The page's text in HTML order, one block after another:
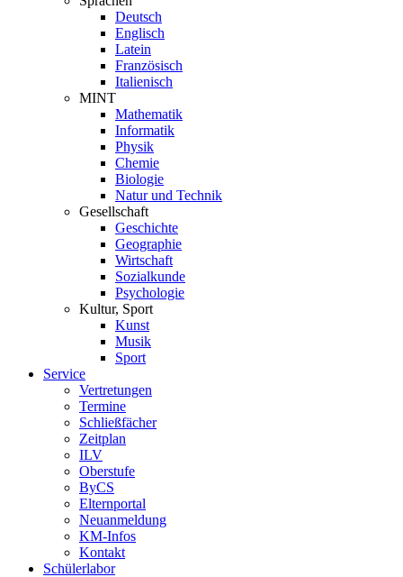
Deutsch
Englisch
Latein
Französisch
Italienisch
MINT
Mathematik
Informatik
Physik
Chemie
Biologie
Natur und Technik
Gesellschaft
Geschichte
Geographie
Wirtschaft
Sozialkunde
Psychologie
Kultur, Sport
Kunst
Musik
Sport
Service
Vertretungen
Termine
Schließfächer
Zeitplan
ILV
Oberstufe
ByCS
Elternportal
Neuanmeldung
KM-Infos
Kontakt
Schüler­labor